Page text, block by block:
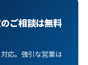
ご相談は無料
応。強引な営業は